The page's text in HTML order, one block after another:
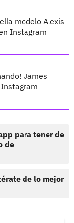
modelo Alexis
Instagram
James
para tener de
de
de lo mejor